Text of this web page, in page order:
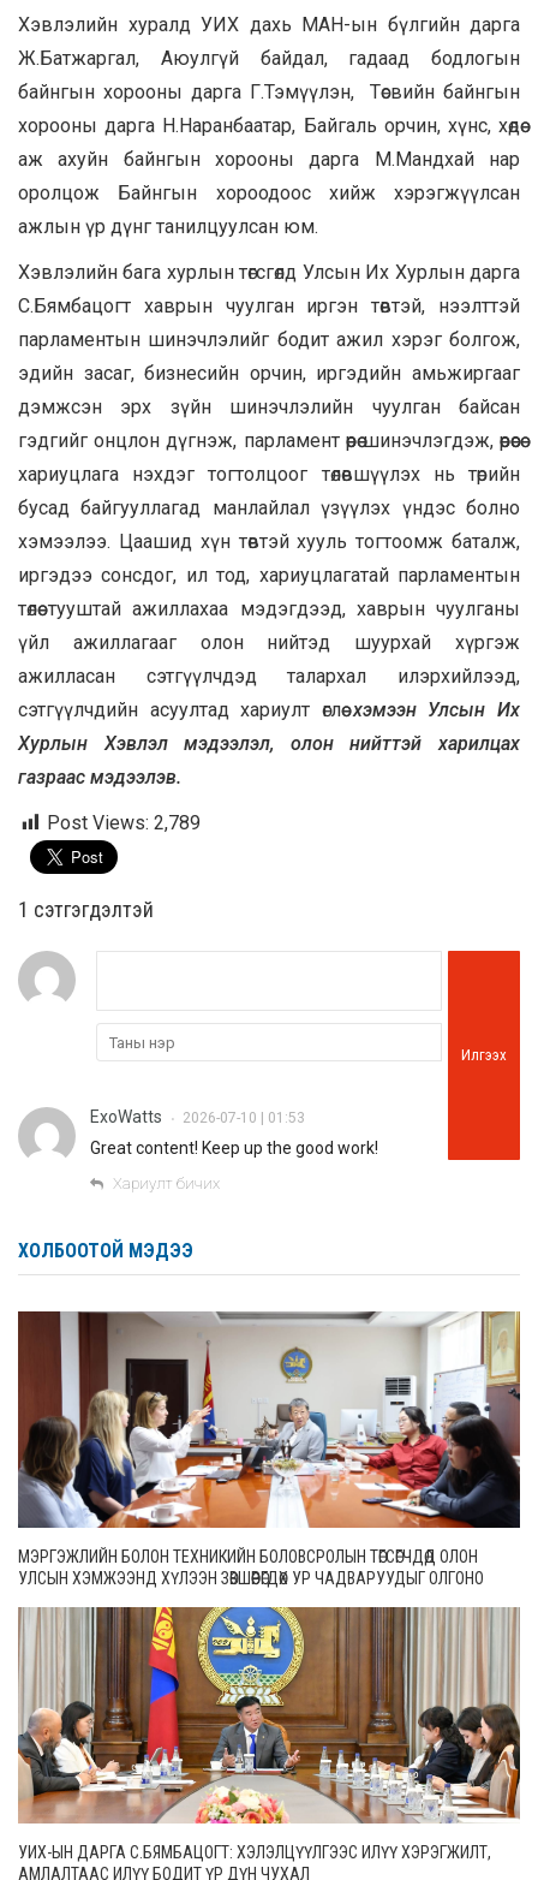
Хэвлэлийн хуралд УИХ дахь МАН-ын бүлгийн дарга
Ж.Батжаргал, Аюулгүй байдал, гадаад бодлогын
байнгын хорооны дарга Г.Тэмүүлэн, Төсвийн байнгын
хорооны дарга Н.Наранбаатар, Байгаль орчин, хүнс, хөдөө
аж ахуйн байнгын хорооны дарга М.Мандхай нар
оролцож Байнгын хороодоос хийж хэрэгжүүлсан
ажлын үр дүнг танилцуулсан юм.
Хэвлэлийн бага хурлын төгсгөлд Улсын Их Хурлын дарга
С.Бямбацогт хаврын чуулган иргэн төвтэй, нээлттэй
парламентын шинэчлэлийг бодит ажил хэрэг болгож,
эдийн засаг, бизнесийн орчин, иргэдийн амьжиргааг
дэмжсэн эрх зүйн шинэчлэлийн чуулган байсан
гэдгийг онцлон дүгнэж, парламент өөрөө шинэчлэгдэж, өөрөөсөө
хариуцлага нэхдэг тогтолцоог төлөвшүүлэх нь төрийн
бусад байгууллагад манлайлал үзүүлэх үндэс болно
хэмээлээ. Цаашид хүн төвтэй хууль тогтоомж баталж,
иргэдээ сонсдог, ил тод, хариуцлагатай парламентын
төлөө тууштай ажиллахаа мэдэгдээд, хаврын чуулганы
үйл ажиллагааг олон нийтэд шуурхай хүргэж
ажилласан сэтгүүлчдэд талархал илэрхийлээд,
сэтгүүлчдийн асуултад хариулт өглөөхэмээн Улсын Их
Хурлын Хэвлэл мэдээлэл, олон нийттэй харилцах
газраас мэдээлэв.
Post Views: 2,789
1 сэтгэгдэлтэй
Илгээх
ExoWatts • 2026-07-10 | 01:53
Great content! Keep up the good work!
Хариулт бичих
ХОЛБООТОЙ МЭДЭЭ
МЭРГЭЖЛИЙН БОЛОН ТЕХНИКИЙН БОЛОВСРОЛЫН ТӨГСӨГЧДӨД ОЛОН
УЛСЫН ХЭМЖЭЭНД ХҮЛЭЭН ЗӨВШӨӨРӨГДӨХ УР ЧАДВАРУУДЫГ ОЛГОНО
УИХ-ЫН ДАРГА С.БЯМБАЦОГТ: ХЭЛЭЛЦҮҮЛГЭЭС ИЛҮҮ ХЭРЭГЖИЛТ,
АМЛАЛТААС ИЛҮҮ БОДИТ ҮР ДҮН ЧУХАЛ